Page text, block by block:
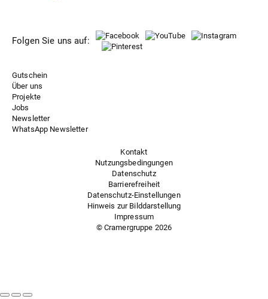
Folgen Sie uns auf:
Gutschein
Über uns
Projekte
Jobs
Newsletter
WhatsApp Newsletter
Kontakt
Nutzungsbedingungen
Datenschutz
Barrierefreiheit
Datenschutz-Einstellungen
Hinweis zur Bilddarstellung
Impressum
© Cramergruppe 2026